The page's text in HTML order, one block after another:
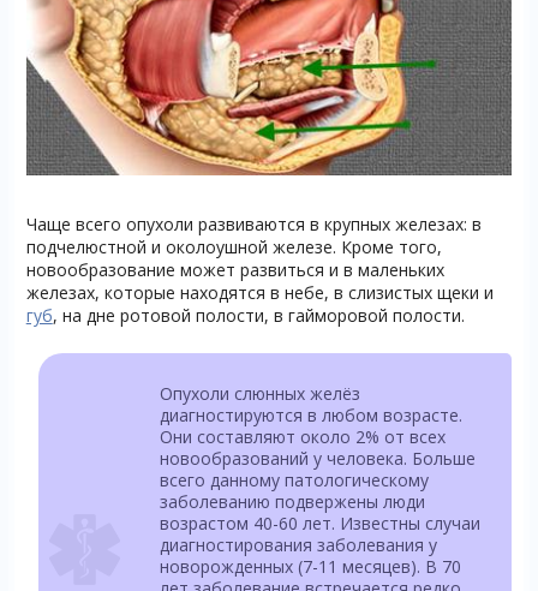
Чаще всего опухоли развиваются в крупных железах: в
подчелюстной и околоушной железе. Кроме того,
новообразование может развиться и в маленьких
железах, которые находятся в небе, в слизистых щеки и
губ, на дне ротовой полости, в гайморовой полости.
Опухоли слюнных желёз
диагностируются в любом возрасте.
Они составляют около 2% от всех
новообразований у человека. Больше
всего данному патологическому
заболеванию подвержены люди
возрастом 40-60 лет. Известны случаи
диагностирования заболевания у
новорожденных (7-11 месяцев). В 70